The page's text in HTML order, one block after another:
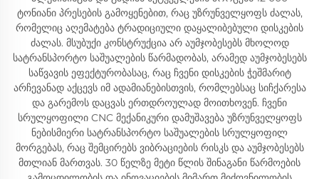
ტონიანი პრესების გამოყენებით, რაც უზრუნველყოფს ძალას,
რომელიც აღემატება ტრადიციული დაყალიბებული დისკების
ძალას. მსუბუქი კონსტრუქცია არ აუმჯობესებს მხოლოდ
სატრანსპორტო საშუალების წარმადობას, არამედ აუმჯობესებს
საწვავის ეფექტურობასაც, რაც ჩვენი დისკების ჭეშმარიტ
არჩევანად აქცევს იმ ადამიანებისთვის, რომლებსაც სიჩქარესა
და გარემოს დაცვას ერთდროულად მოითხოვენ. ჩვენი
სრულყოფილი CNC მექანიკური დამუშავება უზრუნველყოფს
ნებისმიერი სატრანსპორტო საშუალების სრულყოფილ
მორგებას, რაც შემცირებს ვიბრაციების რისკს და აუმჯობესებს
მთლიან მართვას. 30 წელზე მეტი წლის შინაგანი წარმოების